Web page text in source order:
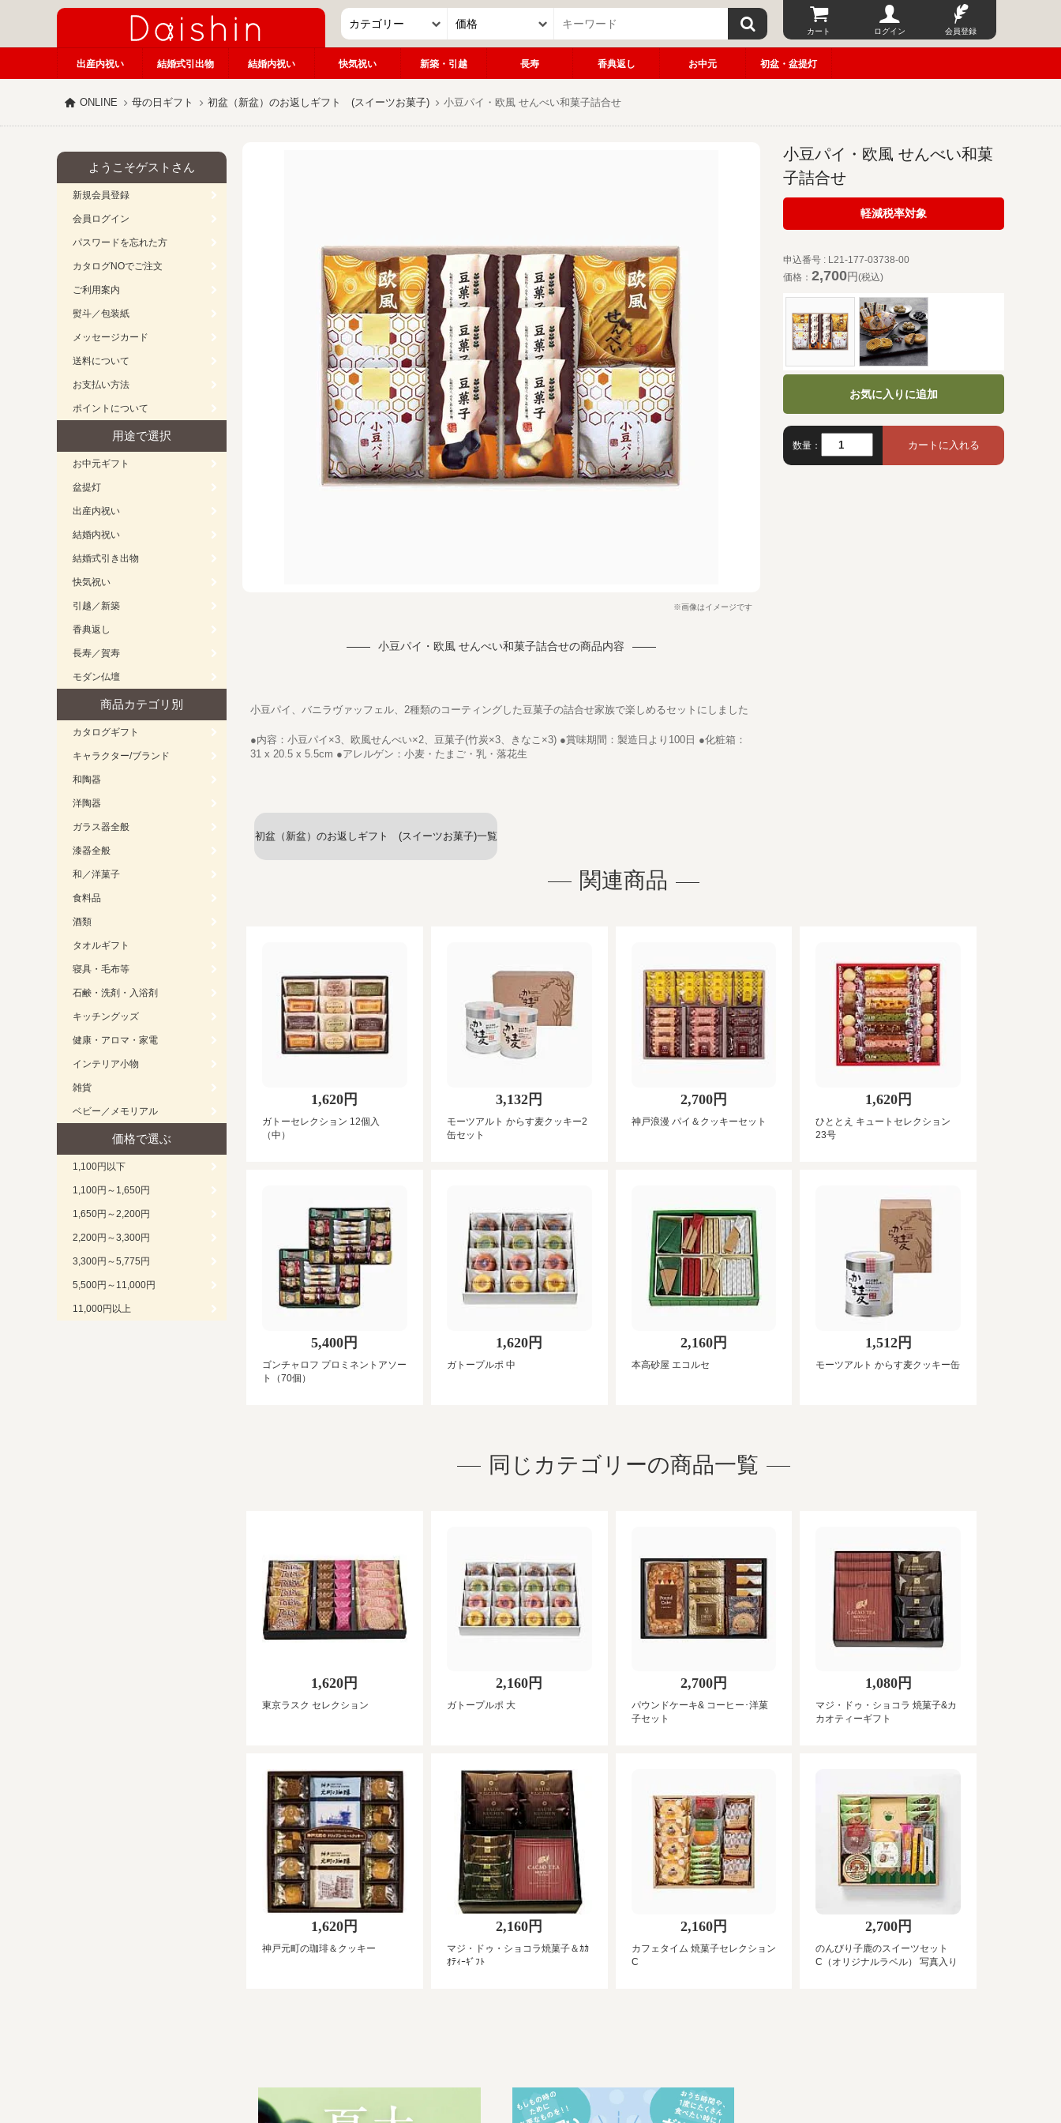
カート ログイン 会員登録
出産内祝い 結婚式引出物 結婚内祝い 快気祝い 新築・引越 長寿 香典返し お中元 初盆・盆提灯
ONLINE 母の日ギフト 初盆（新盆）のお返しギフト (スイーツお菓子) 小豆パイ・欧風 せんべい和菓子詰合せ
※画像はイメージです
小豆パイ・欧風 せんべい和菓子詰合せの商品内容
小豆パイ、バニラヴァッフェル、2種類のコーティングした豆菓子の詰合せ家族で楽しめるセットにしました
●内容：小豆パイ×3、欧風せんべい×2、豆菓子(竹炭×3、きなこ×3) ●賞味期間：製造日より100日 ●化粧箱：
31 x 20.5 x 5.5cm ●アレルゲン：小麦・たまご・乳・落花生
初盆（新盆）のお返しギフト (スイーツお菓子)一覧
小豆パイ・欧風 せんべい和菓
子詰合せ
軽減税率対象
申込番号 : L21-177-03738-00
価格：2,700円(税込)
お気に入りに追加
数量：
関連商品
1,620円
ガトーセレクション 12個入
（中）
3,132円
モーツアルト からす麦クッキー2
缶セット
2,700円
神戸浪漫 パイ＆クッキーセット
1,620円
ひととえ キュートセレクション
23号
5,400円
ゴンチャロフ プロミネントアソー
ト（70個）
1,620円
ガトープルポ 中
2,160円
本高砂屋 エコルセ
1,512円
モーツアルト からす麦クッキー缶
同じカテゴリーの商品一覧
1,620円
東京ラスク セレクション
2,160円
ガトープルポ 大
2,700円
パウンドケーキ& コーヒー･洋菓
子セット
1,080円
マジ・ドゥ・ショコラ 焼菓子&カ
カオティーギフト
1,620円
神戸元町の珈琲＆クッキー
2,160円
マジ・ドゥ・ショコラ焼菓子＆ｶｶ
ｵﾃｨｰｷﾞﾌﾄ
2,160円
カフェタイム 焼菓子セレクション
C
2,700円
のんびり子鹿のスイーツセット
C（オリジナルラベル） 写真入り
ようこそゲストさん
新規会員登録
会員ログイン
パスワードを忘れた方
カタログNOでご注文
ご利用案内
熨斗／包装紙
メッセージカード
送料について
お支払い方法
ポイントについて
用途で選択
お中元ギフト
盆提灯
出産内祝い
結婚内祝い
結婚式引き出物
快気祝い
引越／新築
香典返し
長寿／賀寿
モダン仏壇
商品カテゴリ別
カタログギフト
キャラクター/ブランド
和陶器
洋陶器
ガラス器全般
漆器全般
和／洋菓子
食料品
酒類
タオルギフト
寝具・毛布等
石鹸・洗剤・入浴剤
キッチングッズ
健康・アロマ・家電
インテリア小物
雑貨
ベビー／メモリアル
価格で選ぶ
1,100円以下
1,100円～1,650円
1,650円～2,200円
2,200円～3,300円
3,300円～5,775円
5,500円～11,000円
11,000円以上